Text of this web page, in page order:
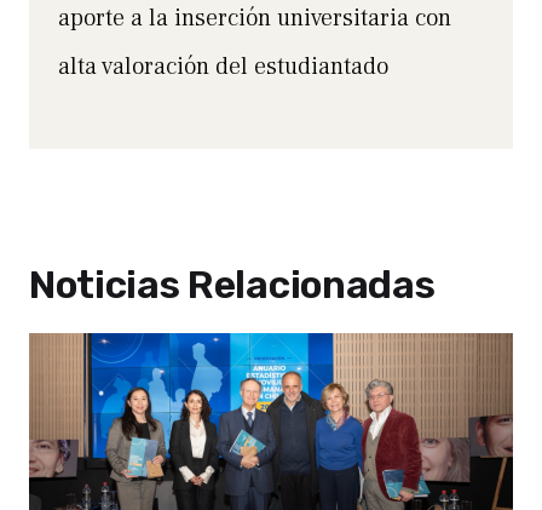
aporte a la inserción universitaria con
alta valoración del estudiantado
Noticias Relacionadas